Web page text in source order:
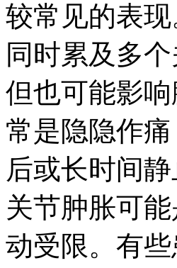
较常见的表
同时累及多
但也可能影
常是隐隐作
后或长时间
关节肿胀可
动受限。有